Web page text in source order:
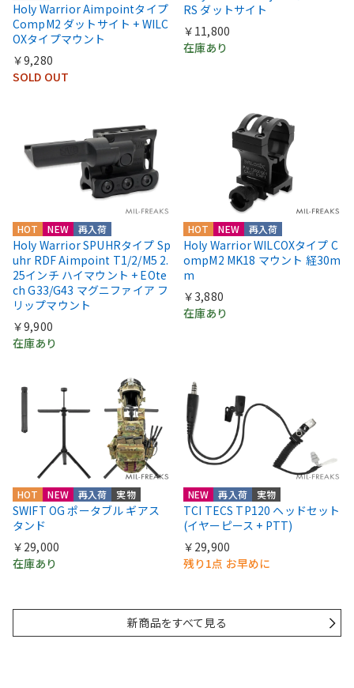
Holy Warrior Aimpointタイプ
CompM2 ダットサイト + WILC
OXタイプマウント
￥9,280
SOLD OUT
RS ダットサイト
￥11,800
在庫あり
HOT NEW 再入荷
Holy Warrior SPUHRタイプ Sp
uhr RDF Aimpoint T1/2/M5 2.
25インチ ハイマウント + EOte
ch G33/G43 マグニファイア フ
リップマウント
￥9,900
在庫あり
HOT NEW 再入荷
Holy Warrior WILCOXタイプ C
ompM2 MK18 マウント 経30m
m
￥3,880
在庫あり
HOT NEW 再入荷 実物
SWIFT OG ポータブル ギアス
タンド
￥29,000
在庫あり
NEW 再入荷 実物
TCI TECS TP120 ヘッドセット
(イヤーピース + PTT)
￥29,900
残り1点 お早めに
新商品をすべて見る